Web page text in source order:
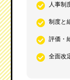
人事制
制度と
評価・
全面改